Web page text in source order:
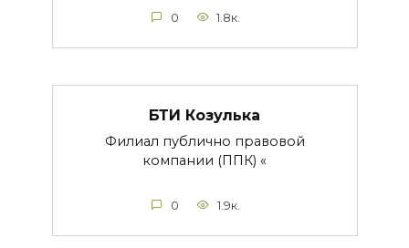
0 1.8к.
БТИ Козулька
Филиал публично правовой
компании (ППК) «
0 1.9к.